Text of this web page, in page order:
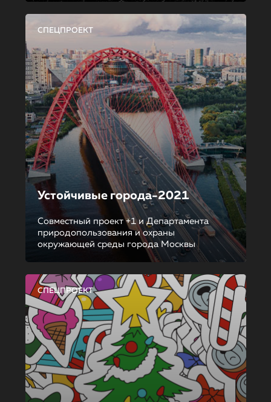
СПЕЦПРОЕКТ
Устойчивые города-2021
Совместный проект +1 и Департамента
природопользования и охраны
окружающей среды города Москвы
СПЕЦПРОЕКТ